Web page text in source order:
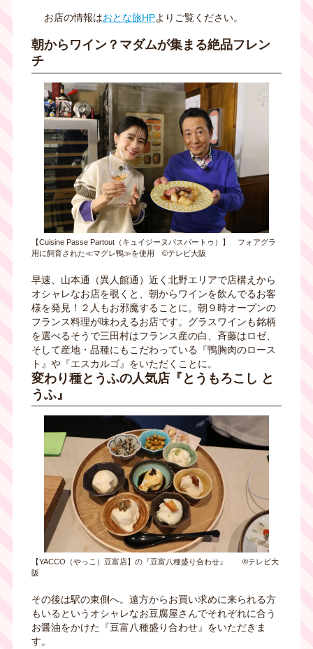
お店の情報はおとな旅HPよりご覧ください。
朝からワイン？マダムが集まる絶品フレン
チ
【Cuisine Passe Partout（キュイジーヌパスパートゥ）】 フォアグラ
用に飼育された≪マグレ鴨≫を使用 ©テレビ大阪
早速、山本通（異人館通）近く北野エリアで店構えから
オシャレなお店を覗くと、朝からワインを飲んでるお客
様を発見！２人もお邪魔することに。朝９時オープンの
フランス料理が味わえるお店です。グラスワインも銘柄
を選べるそうで三田村はフランス産の白、斉藤はロゼ、
そして産地・品種にもこだわっている『鴨胸肉のロース
ト』や『エスカルゴ』をいただくことに。
変わり種とうふの人気店『とうもろこし と
うふ』
【YACCO（やっこ）豆富店】の『豆富八種盛り合わせ』 ©テレビ大
阪
その後は駅の東側へ。遠方からお買い求めに来られる方
もいるというオシャレなお豆腐屋さんでそれぞれに合う
お醤油をかけた『豆富八種盛り合わせ』をいただきま
す。